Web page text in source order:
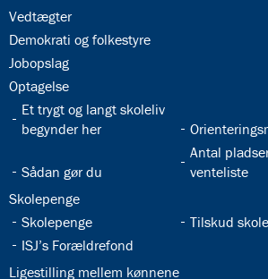
4.5:
Gudstjenester
præster
4.8:
Katolik
ISJ
4.9:
i
9.
klasse
4.10:
Katolsk
32.24:
Vedtægter
32.25:
Demokrati og folkestyre
32.26:
Jobopslag
32.27:
Optagelse
32.28:
Et trygt og langt skoleliv
begynder her
32.29:
32.30:
Sådan gør du
32.31:
Antal
venteliste
32.32:
Skolepenge
32.33:
Skolepenge 32.34:
Tilskud
32.35:
ISJ’s Forældrefond
32.36:
Ligestilling mellem kønnene